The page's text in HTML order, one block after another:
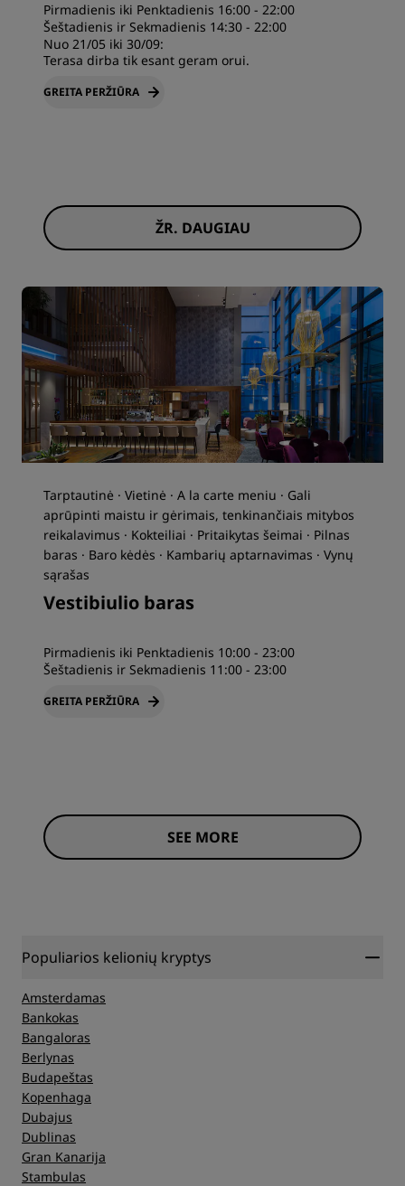
Pirmadienis iki Penktadienis 16:00 - 22:00
Šeštadienis ir Sekmadienis 14:30 - 22:00
Nuo 21/05 iki 30/09:
Terasa dirba tik esant geram orui.
GREITA PERŽIŪRA
ŽR. DAUGIAU
Tarptautinė · Vietinė · A la carte meniu · Gali
aprūpinti maistu ir gėrimais, tenkinančiais mitybos
reikalavimus · Kokteiliai · Pritaikytas šeimai · Pilnas
baras · Baro kėdės · Kambarių aptarnavimas · Vynų
sąrašas
Vestibiulio baras
Pirmadienis iki Penktadienis 10:00 - 23:00
Šeštadienis ir Sekmadienis 11:00 - 23:00
GREITA PERŽIŪRA
SEE MORE
Populiarios kelionių kryptys
Amsterdamas
Bankokas
Bangaloras
Berlynas
Budapeštas
Kopenhaga
Dubajus
Dublinas
Gran Kanarija
Stambulas